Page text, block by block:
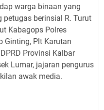
warga binaan yang
berinsial R. Turut
Kabagops Polres
Ginting, Plt Karutan
Provinsi Kalbar
Lumar, jajaran pengurus
awak media.